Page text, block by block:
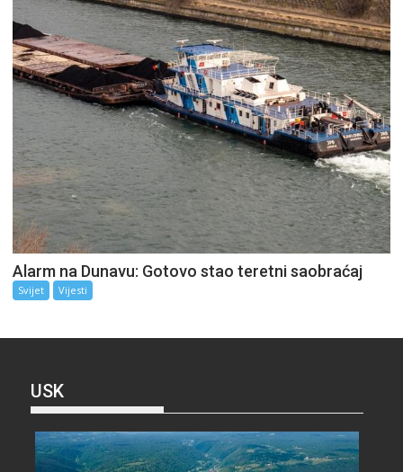
Alarm na Dunavu: Gotovo stao teretni saobraćaj
Svijet Vijesti
USK